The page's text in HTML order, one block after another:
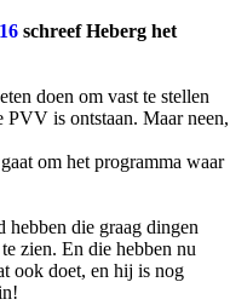
schreef Heberg het
doen om vast te stellen
is ontstaan. Maar neen,
om het programma waar
die graag dingen
zien. En die hebben nu
ook doet, en hij is nog